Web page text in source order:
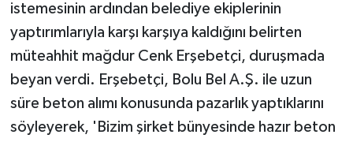
istemesinin ardından belediye ekiplerinin
yaptırımlarıyla karşı karşıya kaldığını belirten
müteahhit mağdur Cenk Erşebetçi, duruşmada
beyan verdi. Erşebetçi, Bolu Bel A.Ş. ile uzun
süre beton alımı konusunda pazarlık yaptıklarını
söyleyerek, 'Bizim şirket bünyesinde hazır beton